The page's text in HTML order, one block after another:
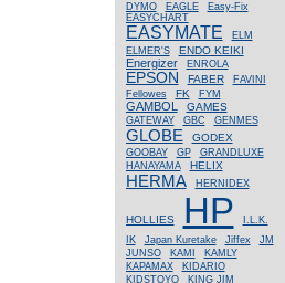
DYMO
EAGLE
Easy-Fix
EASYCHART
EASYMATE
ELM
ELMER'S
ENDO KEIKI
Energizer ENROLA
EPSON FABER
FAVINI
Fellowes
FK FYM
GAMBOL GAMES
GATEWAY GBC GENMES
GLOBE GODEX
GOOBAY GP
GRANDLUXE
HANAYAMA
HELIX
HERMA HERNIDEX
HOLLIES HP
I.L.K.
IK
Japan Kuretake Jiffex
JM
JUNSO
KAMI
KAMLY
KAPAMAX
KIDARIO
KIDSTOYO
KING JIM